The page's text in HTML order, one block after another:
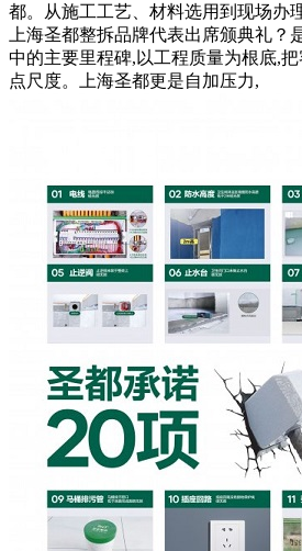
都。从施工工艺、材料选用到现场办
上海圣都整拆品牌代表出席颁典礼？
中的主要里程碑,以工程质量为根底,
点尺度。上海圣都更是自加压力,